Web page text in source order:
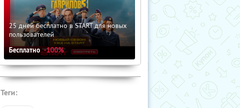
25 дней бесплатно в START для новых
пользователей
Бесплатно -100%
Теги: